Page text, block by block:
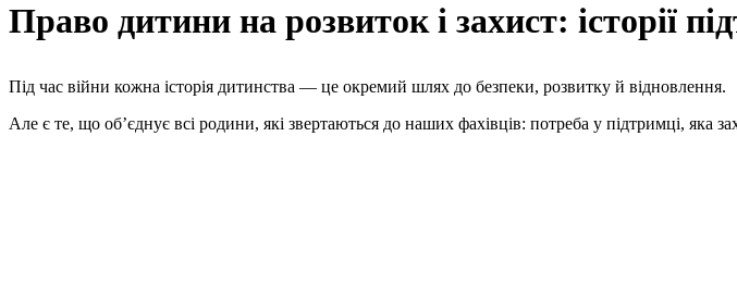
Право дитини на розвиток і захист: історії
Під час війни кожна історія дитинства — це окремий шлях до безпеки, розвитку й відновлення.
Але є те, що об’єднує всі родини, які звертаються до наших фахівців: потреба у підтримці, яка